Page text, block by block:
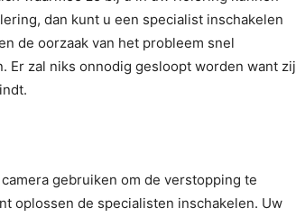
dan kunt u een specialist inschakelen
de oorzaak van het probleem snel
Er zal niks onnodig gesloopt worden want zij
gebruiken om de verstopping te
oplossen de specialisten inschakelen. Uw